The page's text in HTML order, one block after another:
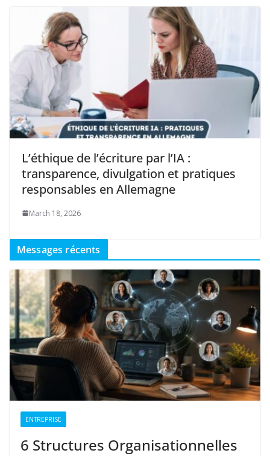
L’éthique de l’écriture par l’IA :
transparence, divulgation et pratiques
responsables en Allemagne
March 18, 2026
Messages récents
ENTREPRISE
6 Structures Organisationnelles